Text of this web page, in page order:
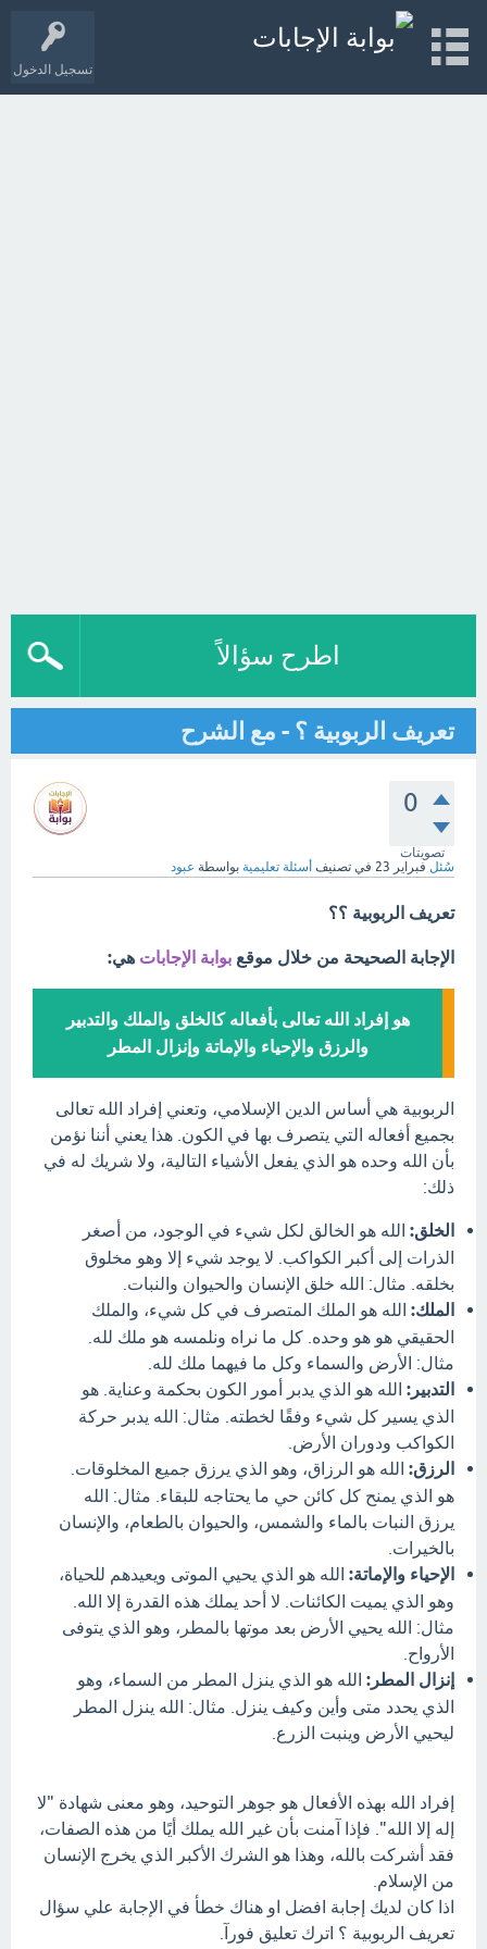
تسجيل الدخول
اطرح سؤالاً
تعريف الربوبية ؟ - مع الشرح
0
تصويتات
سُئل فبراير 23 في تصنيف أسئلة تعليمية بواسطة عبود
تعريف الربوبية ؟؟
الإجابة الصحيحة من خلال موقع بوابة الإجابات هي:
هو إفراد الله تعالى بأفعاله كالخلق والملك والتدبير
والرزق والإحياء والإماتة وإنزال المطر
الربوبية هي أساس الدين الإسلامي، وتعني إفراد الله تعالى
بجميع أفعاله التي يتصرف بها في الكون. هذا يعني أننا نؤمن
بأن الله وحده هو الذي يفعل الأشياء التالية، ولا شريك له في
ذلك:
الخلق: الله هو الخالق لكل شيء في الوجود، من أصغر
الذرات إلى أكبر الكواكب. لا يوجد شيء إلا وهو مخلوق
بخلقه. مثال: الله خلق الإنسان والحيوان والنبات.
الملك: الله هو الملك المتصرف في كل شيء، والملك
الحقيقي هو هو وحده. كل ما نراه ونلمسه هو ملك لله.
مثال: الأرض والسماء وكل ما فيهما ملك لله.
التدبير: الله هو الذي يدبر أمور الكون بحكمة وعناية. هو
الذي يسير كل شيء وفقًا لخطته. مثال: الله يدبر حركة
الكواكب ودوران الأرض.
الرزق: الله هو الرزاق، وهو الذي يرزق جميع المخلوقات.
هو الذي يمنح كل كائن حي ما يحتاجه للبقاء. مثال: الله
يرزق النبات بالماء والشمس، والحيوان بالطعام، والإنسان
بالخيرات.
الإحياء والإماتة: الله هو الذي يحيي الموتى ويعيدهم للحياة،
وهو الذي يميت الكائنات. لا أحد يملك هذه القدرة إلا الله.
مثال: الله يحيي الأرض بعد موتها بالمطر، وهو الذي يتوفى
الأرواح.
إنزال المطر: الله هو الذي ينزل المطر من السماء، وهو
الذي يحدد متى وأين وكيف ينزل. مثال: الله ينزل المطر
ليحيي الأرض وينبت الزرع.
إفراد الله بهذه الأفعال هو جوهر التوحيد، وهو معنى شهادة "لا
إله إلا الله". فإذا آمنت بأن غير الله يملك أيًا من هذه الصفات،
فقد أشركت بالله، وهذا هو الشرك الأكبر الذي يخرج الإنسان
من الإسلام.
اذا كان لديك إجابة افضل او هناك خطأ في الإجابة علي سؤال
تعريف الربوبية ؟ اترك تعليق فورآ.